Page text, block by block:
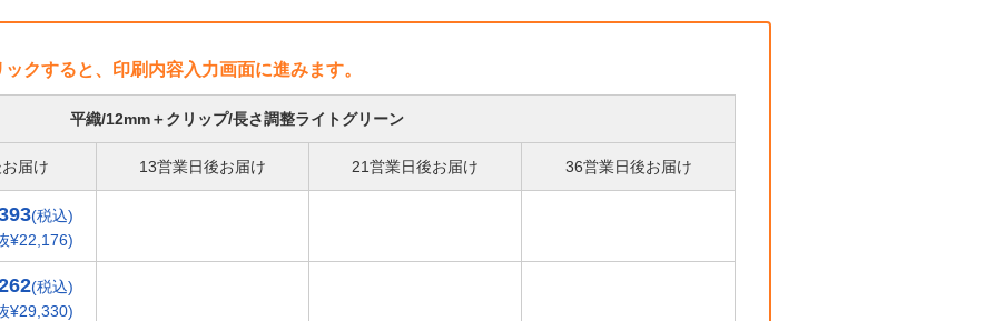
クすると、印刷内容入力画面に進みます。
平織/12mm＋クリップ/長さ調整ライトグリーン
届け 13営業日後お届け 21営業日後お届け 36営業日後お届け
(税込)
¥22,176)
(税込)
¥29,330)